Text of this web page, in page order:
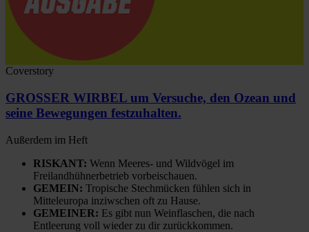
Coverstory
GROSSER WIRBEL um Versuche, den Ozean und
seine Bewegungen festzuhalten.
Außerdem im Heft
RISKANT: Wenn Meeres- und Wildvögel im
Freilandhühnerbetrieb vorbeischauen.
GEMEIN: Tropische Stechmücken fühlen sich in
Mitteleuropa inziwschen oft zu Hause.
GEMEINER: Es gibt nun Weinflaschen, die nach
Entleerung voll wieder zu dir zurückkommen.